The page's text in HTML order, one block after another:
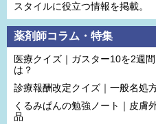
スタイルに役立つ情報を掲載。
薬剤師コラム・特集
医療クイズ｜ガスター10を2週
は？
診療報酬改定クイズ｜一般名処
くるみぱんの勉強ノート｜皮
品